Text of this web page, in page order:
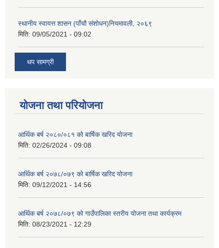
स्थानीय स्वायत्त शासन (पाँचौ संशोधन)नियमावली, २०६९
मिति: 09/05/2021 - 09:02
थप सामग्री
योजना तथा परियोजना
आर्थिक बर्ष २०८०/०८१ को बार्षिक खरिद योजना
मिति: 02/26/2024 - 09:08
आर्थिक बर्ष २०७८/०७९ को बार्षिक खरिद योजना
मिति: 09/12/2021 - 14:56
आर्थिक बर्ष २०७८/०७९ को गाउँपालिका स्तरीय योजना तथा कार्यक्रम
मिति: 08/23/2021 - 12:29